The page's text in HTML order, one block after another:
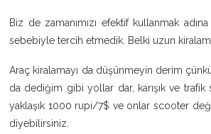
Biz de zamanımızı efektif kullanmak
sebebiyle tercih etmedik. Belki uzun
Araç kiralamayı da düşünmeyin derim
da dediğim gibi yollar dar, karışık ve trafik
yaklaşık 1000 rupi/7$ ve onlar scooter
diyebilirsiniz.